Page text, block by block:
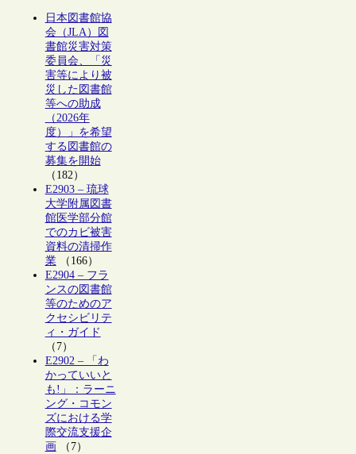
日本図書館協
会（JLA）図
書館災害対策
委員会、「災
害等により被
災した図書館
等への助成
（2026年
度）」を希望
する図書館の
募集を開始
（182）
E2903 – 琉球
大学附属図書
館医学部分館
でのカビ被害
資料の清掃作
業（166）
E2904 – フラ
ンスの図書館
等のためのア
クセシビリテ
ィ・ガイド
（7）
E2902 – 「わ
かっていいと
も!」：ラーニ
ング・コモン
ズにおける学
際交流支援企
画 （7）